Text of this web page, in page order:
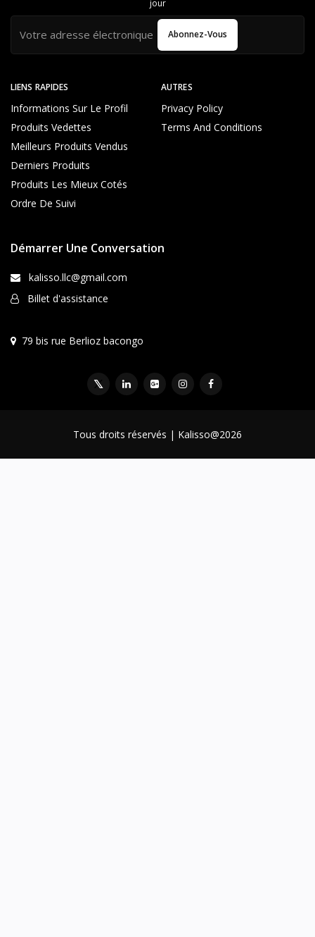
LIENS RAPIDES
Informations Sur Le Profil
Produits Vedettes
Meilleurs Produits Vendus
Derniers Produits
Produits Les Mieux Cotés
Ordre De Suivi
AUTRES
Privacy Policy
Terms And Conditions
jour
Abonnez-Vous
Démarrer Une Conversation
kalisso.llc@gmail.com
Billet d'assistance
79 bis rue Berlioz bacongo
Tous droits réservés | Kalisso@2026